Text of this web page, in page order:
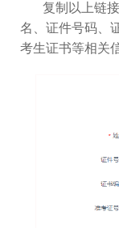
复制以上链
名、证件号码、
考生证书等相关